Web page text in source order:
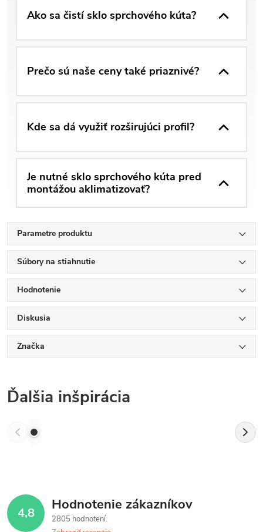
Ako sa čistí sklo sprchového kúta?
Prečo sú naše ceny také priaznivé?
Kde sa dá využiť rozširujúci profil?
Je nutné sklo sprchového kúta pred
montážou aklimatizovať?
Parametre produktu
Súbory na stiahnutie
Hodnotenie
Diskusia
Značka
Ďalšia inšpirácia
4,8 Hodnotenie zákazníkov
2805 hodnotení